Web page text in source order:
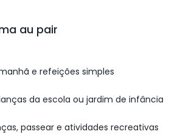
au pair
e refeições simples
da escola ou jardim de infância
passear e atividades recreativas